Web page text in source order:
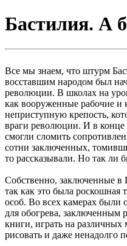
Бастилия. А
Все мы знаем, что штурм
восставшим народом был
революции. В школах на
как вооруженные рабочие и
неприступную крепость,
враги революции. И в
смогли сломить
сотни заключенных,
то рассказывали. Но так ли
Собственно, заключенные в
так как это была роскошная
особ. Во всех камерах были
для обогрева, заключенным
книги, играть на
рисовать и даже ненадолго